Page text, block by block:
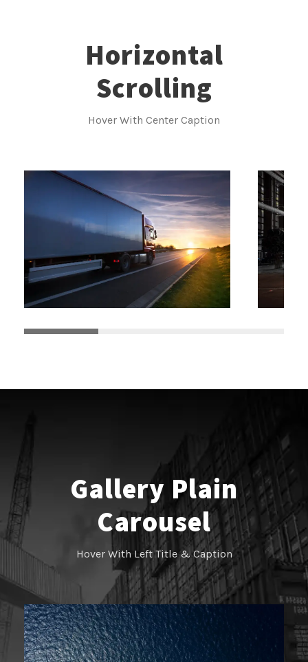
Horizontal
Scrolling
Hover With Center Caption
Gallery Plain
Carousel
Hover With Left Title & Caption